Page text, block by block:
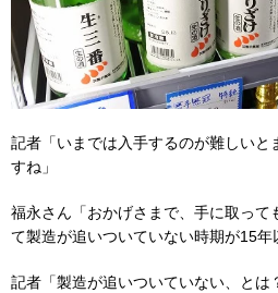
記者「いまでは入手するのが難しいと
すね」
福永さん「おかげさまで、手に取って
て製造が追いついていない時期が15年
記者「製造が追いついていない、とは